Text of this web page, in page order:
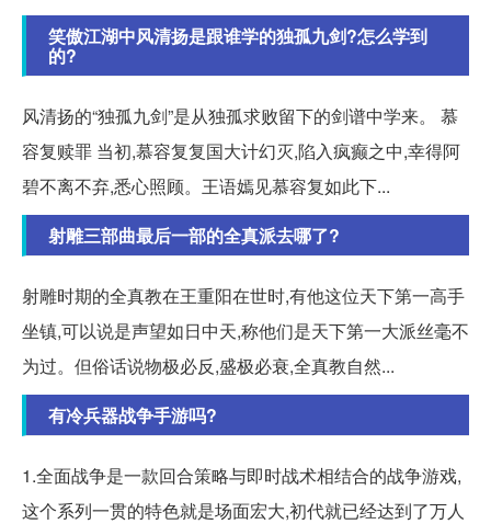
笑傲江湖中风清扬是跟谁学的独孤九剑?怎么学到
的?
风清扬的“独孤九剑”是从独孤求败留下的剑谱中学来。 慕
容复赎罪 当初,慕容复复国大计幻灭,陷入疯癫之中,幸得阿
碧不离不弃,悉心照顾。王语嫣见慕容复如此下...
射雕三部曲最后一部的全真派去哪了?
射雕时期的全真教在王重阳在世时,有他这位天下第一高手
坐镇,可以说是声望如日中天,称他们是天下第一大派丝毫不
为过。但俗话说物极必反,盛极必衰,全真教自然...
有冷兵器战争手游吗?
1.全面战争是一款回合策略与即时战术相结合的战争游戏,
这个系列一贯的特色就是场面宏大,初代就已经达到了万人